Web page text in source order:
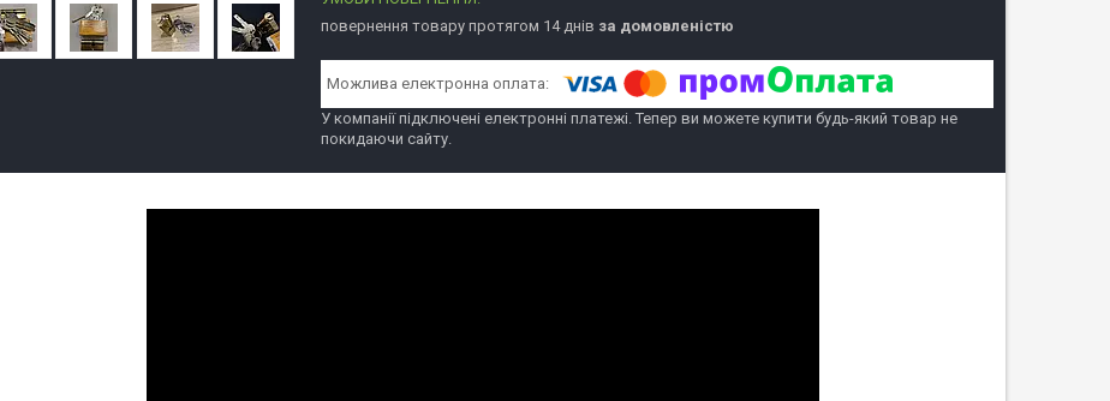
повернення товару протягом 14 днів за домовленістю
У компанії підключені електронні платежі. Тепер ви можете купити будь-який товар не
покидаючи сайту.